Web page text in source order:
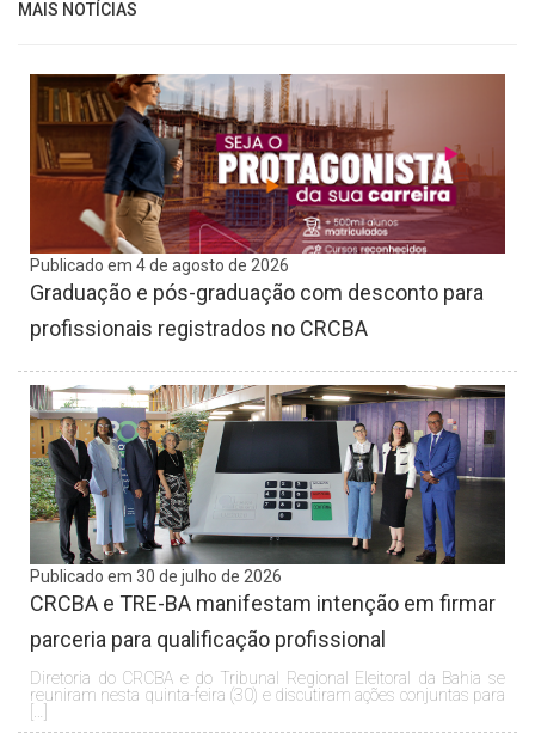
MAIS NOTÍCIAS
Publicado em 4 de agosto de 2026
Graduação e pós-graduação com desconto para
profissionais registrados no CRCBA
Publicado em 30 de julho de 2026
CRCBA e TRE-BA manifestam intenção em firmar
parceria para qualificação profissional
Diretoria do CRCBA e do Tribunal Regional Eleitoral da Bahia se
reuniram nesta quinta-feira (30) e discutiram ações conjuntas para